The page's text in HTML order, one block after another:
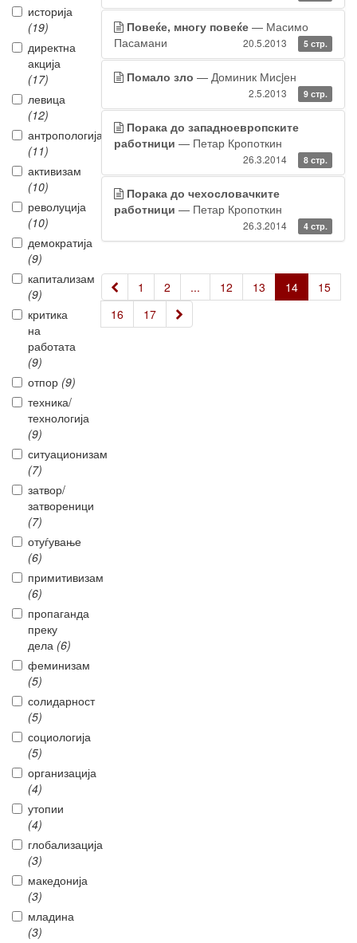
историја
(19)
директна
акција
(17)
левица
(12)
антропологија
(11)
активизам
(10)
револуција
(10)
демократија
(9)
капитализам
(9)
критика
на
работата
(9)
отпор (9)
техника/
технологија
(9)
ситуационизам
(7)
затвор/
затвореници
(7)
отуѓување
(6)
примитивизам
(6)
пропаганда
преку
дела (6)
феминизам
(5)
солидарност
(5)
социологија
(5)
организација
(4)
утопии
(4)
глобализација
(3)
македонија
(3)
младина
(3)
Повеќе, многу повеќе — Масимо
Пасамани
20.5.2013 5 стр.
Помало зло — Доминик Мисjен
2.5.2013 9 стр.
Порака до западноевропските
работници — Петар Кропоткин
26.3.2014 8 стр.
Порака до чехословачките
работници — Петар Кропоткин
26.3.2014 4 стр.
« 1 2 ... 12 13 14
15
16
17 »